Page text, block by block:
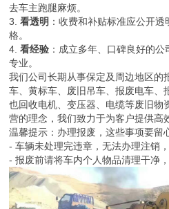
去车主跑腿麻烦。
3.看透明 ：收费和补贴标准应公开
格。
4.看经验 ：成立多年、口碑良好的
专业。
我们公司长期从事保定及周边地区的
车、黄标车、废旧吊车、报废电车、
也回收电机、变压器、电缆等废旧物
营的理念，我们致力于为客户提供高
温馨提示：办理报废，这些事项要留
- 车辆未处理完违章，无法办理注销
- 报废前请将车内个人物品清理干净，